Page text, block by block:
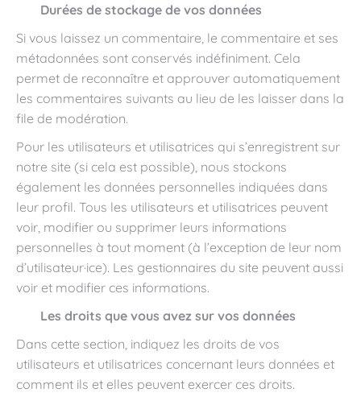
Durées de stockage de vos données
Si vous laissez un commentaire, le commentaire et ses
métadonnées sont conservés indéfiniment. Cela
permet de reconnaître et approuver automatiquement
les commentaires suivants au lieu de les laisser dans la
file de modération.
Pour les utilisateurs et utilisatrices qui s’enregistrent sur
notre site (si cela est possible), nous stockons
également les données personnelles indiquées dans
leur profil. Tous les utilisateurs et utilisatrices peuvent
voir, modifier ou supprimer leurs informations
personnelles à tout moment (à l’exception de leur nom
d’utilisateur·ice). Les gestionnaires du site peuvent aussi
voir et modifier ces informations.
Les droits que vous avez sur vos données
Dans cette section, indiquez les droits de vos
utilisateurs et utilisatrices concernant leurs données et
comment ils et elles peuvent exercer ces droits.